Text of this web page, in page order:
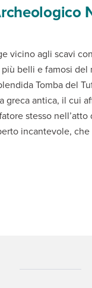
vicino agli scavi
belli e famosi del
Tomba del
greca antica, il cui
stesso nell’atto
incantevole,